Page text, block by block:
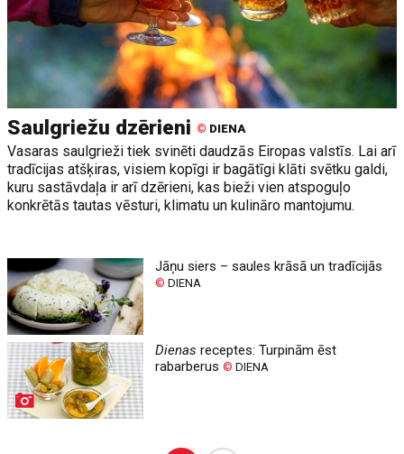
Saulgriežu dzērieni © DIENA
Vasaras saulgrieži tiek svinēti daudzās Eiropas valstīs. Lai arī
tradīcijas atšķiras, visiem kopīgi ir bagātīgi klāti svētku galdi,
kuru sastāvdaļa ir arī dzērieni, kas bieži vien atspoguļo
konkrētās tautas vēsturi, klimatu un kulināro mantojumu.
Jāņu siers – saules krāsā un tradīcijās
© DIENA
Dienas receptes: Turpinām ēst
rabarberus© DIENA